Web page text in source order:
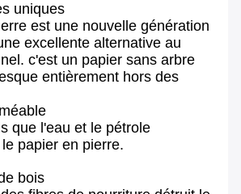
uniques
est une nouvelle génération
excellente alternative au
c'est un papier sans arbre
entièrement hors des
que l'eau et le pétrole
papier en pierre.
bois